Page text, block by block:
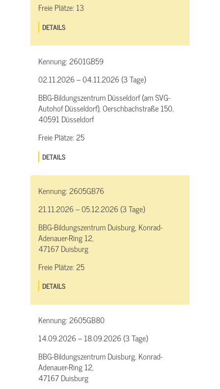
Freie Plätze: 13
DETAILS
Kennung:2601GB59
02.11.2026 – 04.11.2026 (3 Tage)
BBG-Bildungszentrum Düsseldorf (am SVG-
Autohof Düsseldorf), Oerschbachstraße 150,
40591 Düsseldorf
Freie Plätze:25
DETAILS
Kennung:2605GB76
21.11.2026 – 05.12.2026 (3 Tage)
BBG-Bildungszentrum Duisburg, Konrad-
Adenauer-Ring 12,
47167 Duisburg
Freie Plätze:25
DETAILS
Kennung:2605GB80
14.09.2026 – 18.09.2026 (3 Tage)
BBG-Bildungszentrum Duisburg, Konrad-
Adenauer-Ring 12,
47167 Duisburg